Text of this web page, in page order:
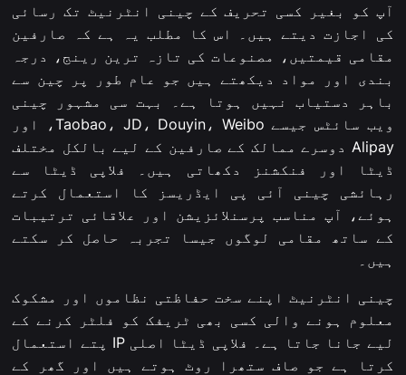
آپ کو بغیر کسی تحریف کے چینی انٹرنیٹ تک رسائی
کی اجازت دیتے ہیں۔ اس کا مطلب یہ ہے کہ صارفین
مقامی قیمتیں، مصنوعات کی تازہ ترین رینج، درجہ
بندی اور مواد دیکھتے ہیں جو عام طور پر چین سے
باہر دستیاب نہیں ہوتا ہے۔ بہت سی مشہور چینی
ویب سائٹس جیسے Taobao، JD، Douyin، Weibo، اور
Alipay دوسرے ممالک کے صارفین کے لیے بالکل مختلف
ڈیٹا اور فنکشنز دکھاتی ہیں۔ فلاپی ڈیٹا سے
رہائشی چینی آئی پی ایڈریسز کا استعمال کرتے
ہوئے، آپ مناسب پرسنلائزیشن اور علاقائی ترتیبات
کے ساتھ مقامی لوگوں جیسا تجربہ حاصل کر سکتے
ہیں۔
چینی انٹرنیٹ اپنے سخت حفاظتی نظاموں اور مشکوک
معلوم ہونے والی کسی بھی ٹریفک کو فلٹر کرنے کے
لیے جانا جاتا ہے۔ فلاپی ڈیٹا اصلی IP پتے استعمال
کرتا ہے جو صاف ستھرا روٹ ہوتے ہیں اور گھر کے